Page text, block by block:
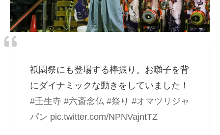
祇園祭にも登場する棒振り。お囃子を背
にダイナミックな動きをしていました！
#壬生寺 #六斎念仏 #祭り #オマツリジャ
パン pic.twitter.com/NPNVajntTZ